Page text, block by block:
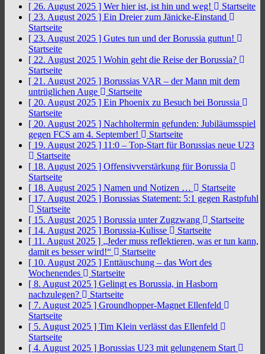
[ 26. August 2025 ] Wer hier ist, ist hin und weg!
Startseite
[ 23. August 2025 ] Ein Dreier zum Jänicke-Einstand
Startseite
[ 23. August 2025 ] Gutes tun und der Borussia guttun!
Startseite
[ 22. August 2025 ] Wohin geht die Reise der Borussia?
Startseite
[ 21. August 2025 ] Borussias VAR – der Mann mit dem
untrüglichen Auge
Startseite
[ 20. August 2025 ] Ein Phoenix zu Besuch bei Borussia
Startseite
[ 20. August 2025 ] Nachholtermin gefunden: Jubiläumsspiel
gegen FCS am 4. September!
Startseite
[ 19. August 2025 ] 11:0 – Top-Start für Borussias neue U23
Startseite
[ 18. August 2025 ] Offensivverstärkung für Borussia
Startseite
[ 18. August 2025 ] Namen und Notizen …
Startseite
[ 17. August 2025 ] Borussias Statement: 5:1 gegen Rastpfuhl
Startseite
[ 15. August 2025 ] Borussia unter Zugzwang
Startseite
[ 14. August 2025 ] Borussia-Kulisse
Startseite
[ 11. August 2025 ] „Jeder muss reflektieren, was er tun kann,
damit es besser wird!“
Startseite
[ 10. August 2025 ] Enttäuschung – das Wort des
Wochenendes
Startseite
[ 8. August 2025 ] Gelingt es Borussia, in Hasborn
nachzulegen?
Startseite
[ 7. August 2025 ] Groundhopper-Magnet Ellenfeld
Startseite
[ 5. August 2025 ] Tim Klein verlässt das Ellenfeld
Startseite
[ 4. August 2025 ] Borussias U23 mit gelungenem Start